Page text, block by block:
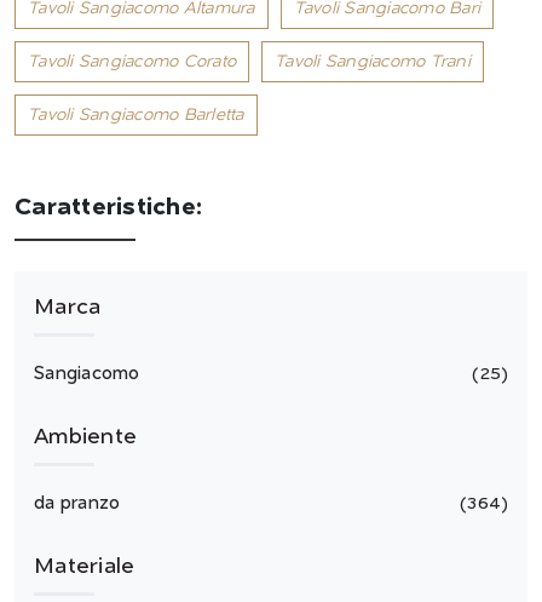
Tavoli Sangiacomo Altamura Tavoli Sangiacomo Bari
Tavoli Sangiacomo Corato Tavoli Sangiacomo Trani
Tavoli Sangiacomo Barletta
Caratteristiche:
Marca
Sangiacomo 25
Ambiente
da pranzo 364
Materiale